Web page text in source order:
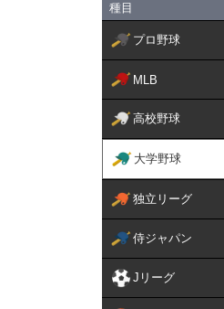
種目
プロ野球
MLB
高校野球
大学野球
独立リーグ
侍ジャパン
Jリーグ